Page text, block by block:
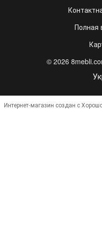
Полная
© 2026
Интернет-магазин создан с